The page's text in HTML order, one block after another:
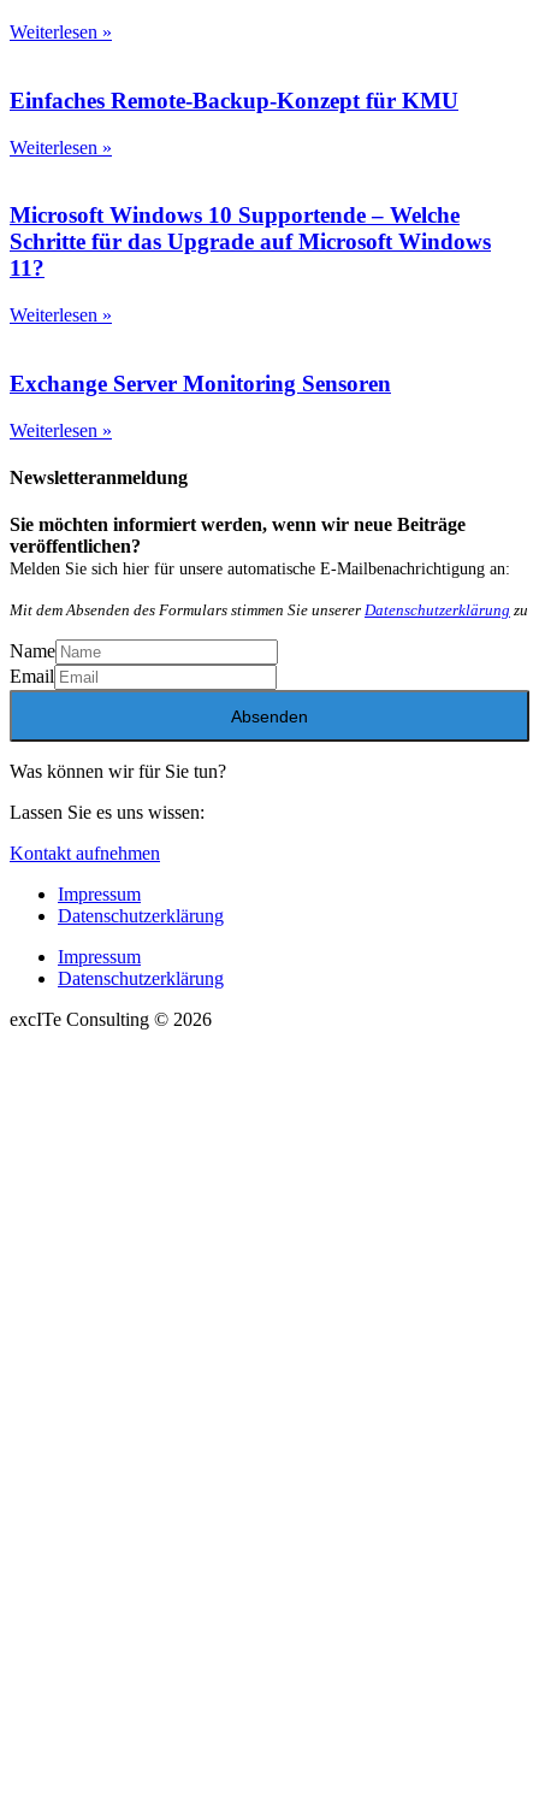
Weiterlesen »
Einfaches Remote-Backup-Konzept für KMU
Weiterlesen »
Microsoft Windows 10 Supportende – Welche
Schritte für das Upgrade auf Microsoft Windows
11?
Weiterlesen »
Exchange Server Monitoring Sensoren
Weiterlesen »
Newsletteranmeldung
Sie möchten informiert werden, wenn wir neue Beiträge
veröffentlichen?
Melden Sie sich hier für unsere automatische E-Mailbenachrichtigung an:
Mit dem Absenden des Formulars stimmen Sie unserer Datenschutzerklärung zu
Name
Email
Was können wir für Sie tun?
Lassen Sie es uns wissen:
Kontakt aufnehmen
Impressum
Datenschutzerklärung
Impressum
Datenschutzerklärung
excITe Consulting © 2026